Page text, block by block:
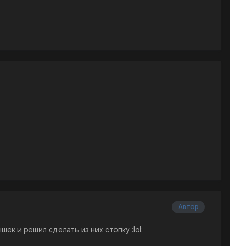
Автор
и решил сделать из них стопку :lol: